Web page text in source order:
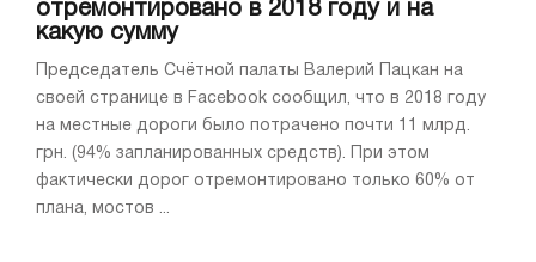
отремонтировано в 2018 году и на
какую сумму
Председатель Счётной палаты Валерий Пацкан на
своей странице в Facebook сообщил, что в 2018 году
на местные дороги было потрачено почти 11 млрд.
грн. (94% запланированных средств). При этом
фактически дорог отремонтировано только 60% от
плана, мостов ...